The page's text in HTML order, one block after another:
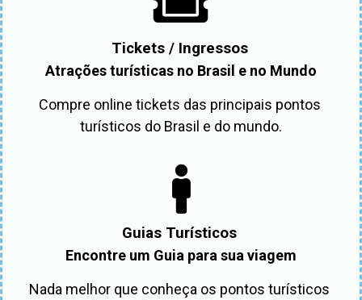
Tickets / Ingressos
Atrações turísticas no Brasil e no Mundo
Compre online tickets das principais pontos
turísticos do Brasil e do mundo.
Guias Turísticos
Encontre um Guia para sua viagem
Nada melhor que conheça os pontos turísticos